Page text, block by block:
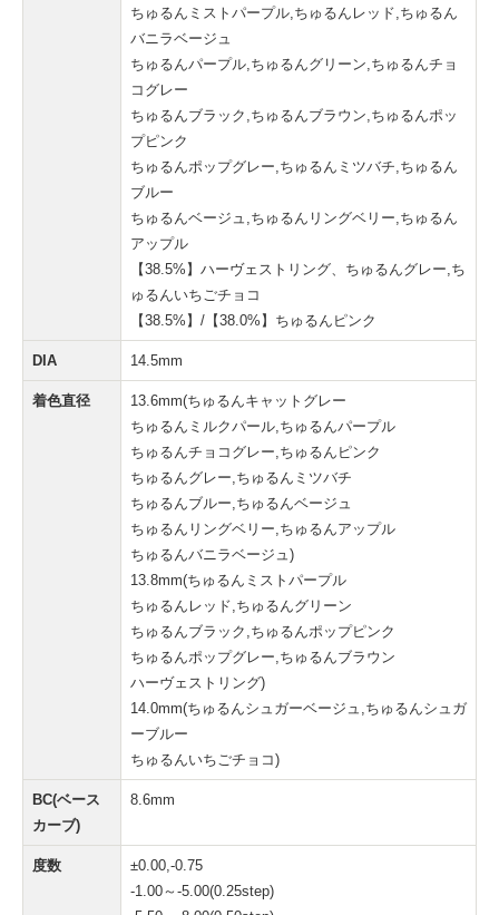
ちゅるんミストパープル,ちゅるんレッド,ちゅるん
バニラベージュ
ちゅるんパープル,ちゅるんグリーン,ちゅるんチョ
コグレー
ちゅるんブラック,ちゅるんブラウン,ちゅるんポッ
プピンク
ちゅるんポップグレー,ちゅるんミツバチ,ちゅるん
ブルー
ちゅるんベージュ,ちゅるんリングベリー,ちゅるん
アップル
【38.5%】ハーヴェストリング、ちゅるんグレー,ち
ゅるんいちごチョコ
【38.5%】/【38.0%】ちゅるんピンク
DIA 14.5mm
着色直径
13.6mm(ちゅるんキャットグレー
ちゅるんミルクパール,ちゅるんパープル
ちゅるんチョコグレー,ちゅるんピンク
ちゅるんグレー,ちゅるんミツバチ
ちゅるんブルー,ちゅるんベージュ
ちゅるんリングベリー,ちゅるんアップル
ちゅるんバニラベージュ)
13.8mm(ちゅるんミストパープル
ちゅるんレッド,ちゅるんグリーン
ちゅるんブラック,ちゅるんポップピンク
ちゅるんポップグレー,ちゅるんブラウン
ハーヴェストリング)
14.0mm(ちゅるんシュガーベージュ,ちゅるんシュガ
ーブルー
ちゅるんいちごチョコ)
BC(ベース
カーブ)
8.6mm
度数
±0.00,-0.75
-1.00～-5.00(0.25step)